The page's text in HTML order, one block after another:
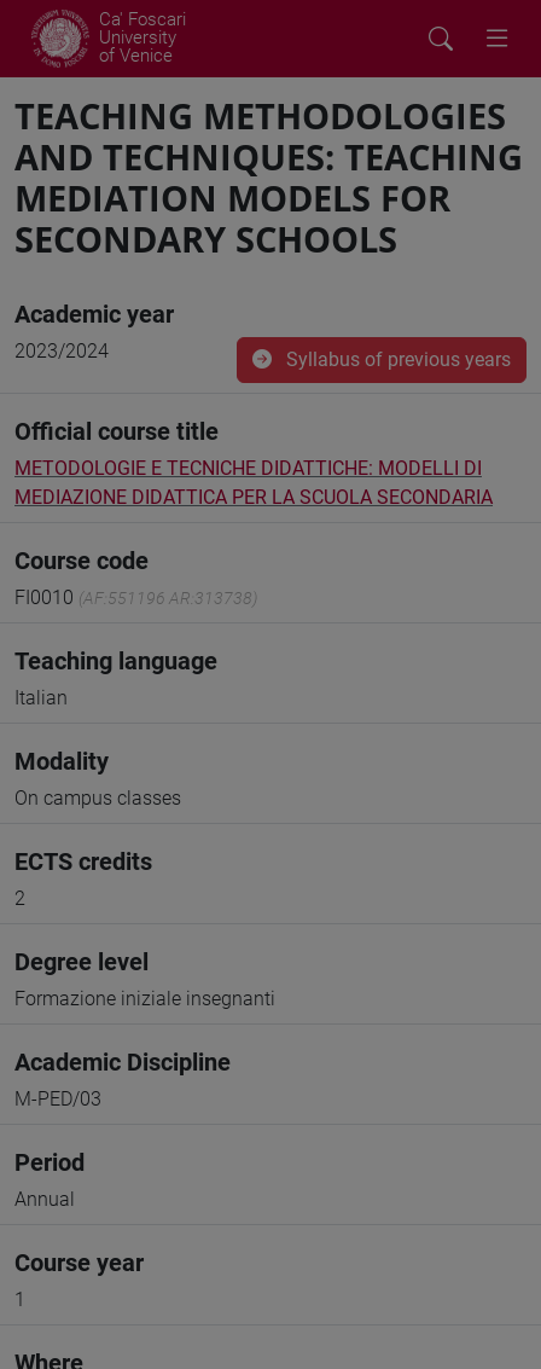
Ca' Foscari
University
of Venice
TEACHING METHODOLOGIES
AND TECHNIQUES: TEACHING
MEDIATION MODELS FOR
SECONDARY SCHOOLS
Academic year
2023/2024 Syllabus of previous years
Official course title
METODOLOGIE E TECNICHE DIDATTICHE: MODELLI DI
MEDIAZIONE DIDATTICA PER LA SCUOLA SECONDARIA
Course code
FI0010 (AF:551196 AR:313738)
Teaching language
Italian
Modality
On campus classes
ECTS credits
2
Degree level
Formazione iniziale insegnanti
Academic Discipline
M-PED/03
Period
Annual
Course year
1
Where